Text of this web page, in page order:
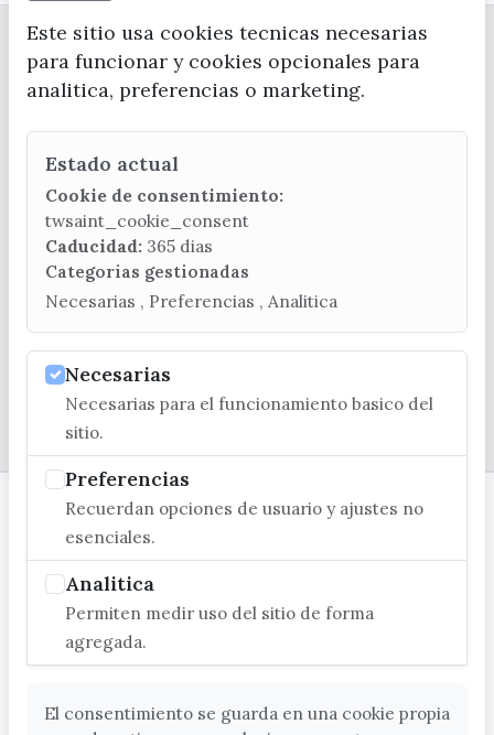
CONTACTA CON LA OFICINA DE TURISMO
(+34) 952 541 104
turismo@velezmalaga.es
C/ Poniente, 2. CP 29740 - Torre del Mar
Este sitio usa cookies tecnicas necesarias
para funcionar y cookies opcionales para
analitica, preferencias o marketing.
Estado actual
Cookie de consentimiento:
twsaint_cookie_consent
Caducidad: 365 dias
Categorias gestionadas
Necesarias , Preferencias , Analitica
Necesarias
Necesarias para el funcionamiento basico del
sitio.
Preferencias
Recuerdan opciones de usuario y ajustes no
esenciales.
Analitica
Permiten medir uso del sitio de forma
agregada.
El consentimiento se guarda en una cookie propia